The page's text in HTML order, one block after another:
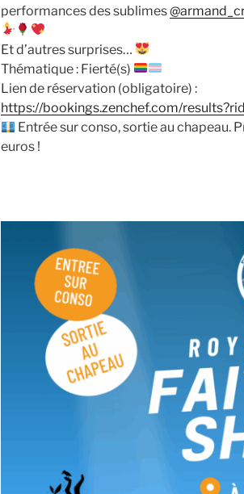
performances des sublimes
Et d’autres surprises…
Thématique : Fierté(s)
Lien de réservation (obligatoire) :
https://bookings.zenchef.com/
Entrée sur conso, sortie au chapeau.
euros !